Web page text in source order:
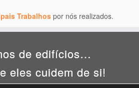
Trabalhospor nós realizados.
de edifícios…
eles cuidem de si!